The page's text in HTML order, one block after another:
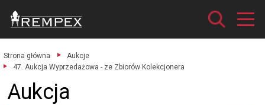
Strona główna
Aukcje
47. Aukcja Wyprzedażowa - ze Zbiorów Kolekcjonera
Aukcja